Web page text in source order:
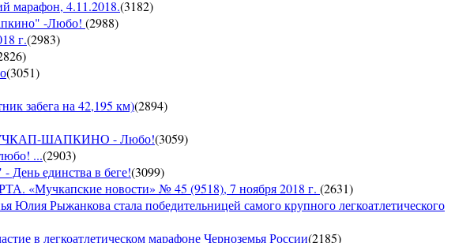
марафон, 4.11.2018.(3182)
-Любо! (2988)
г.(2983)
)
(3051)
забега на 42,195 км)(2894)
ШАПКИНО - Любо!(3059)
...(2903)
День единства в беге!(3099)
новости» № 45 (9518), 7 ноября 2018 г. (2631)
Юлия Рыжанкова стала победительницей самого крупного легкоатлетического
в легкоатлетическом марафоне Черноземья России(2185)